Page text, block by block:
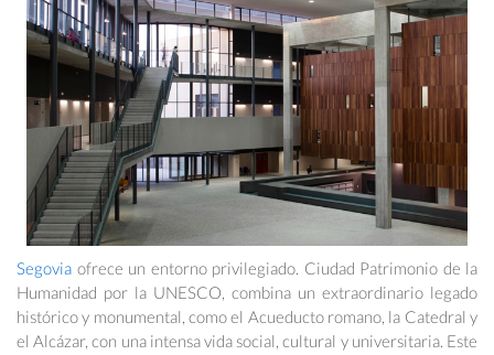
Segovia ofrece un entorno privilegiado. Ciudad Patrimonio de la
Humanidad por la UNESCO, combina un extraordinario legado
histórico y monumental, como el Acueducto romano, la Catedral y
el Alcázar, con una intensa vida social, cultural y universitaria. Este